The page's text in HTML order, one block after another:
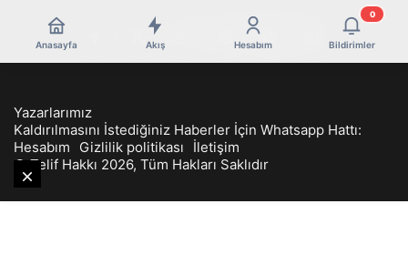
Anasayfa Akış Hesabım Bildirimler
0
Yazarlarımız
Kaldırılmasını İstediğiniz Haberler İçin Whatsapp Hattı:
Hesabım
Gizlilik politikası
İletişim
© Telif Hakkı 2026, Tüm Hakları Saklıdır